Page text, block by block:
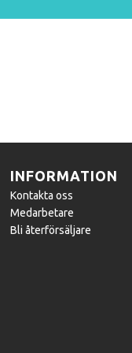
INFORMATION
Kontakta oss
Medarbetare
Bli återförsäljare